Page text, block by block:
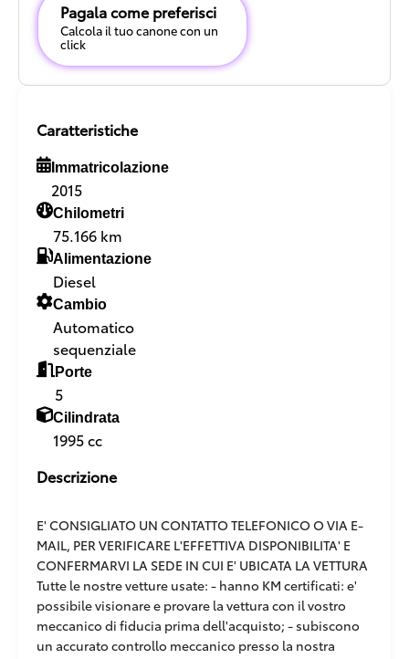
Pagala come preferisci
Calcola il tuo canone con un
click
Caratteristiche
Immatricolazione
2015
Chilometri
75.166 km
Alimentazione
Diesel
Cambio
Automatico
sequenziale
Porte
5
Cilindrata
1995 cc
Descrizione
E' CONSIGLIATO UN CONTATTO TELEFONICO O VIA E-
MAIL, PER VERIFICARE L'EFFETTIVA DISPONIBILITA' E
CONFERMARVI LA SEDE IN CUI E' UBICATA LA VETTURA
Tutte le nostre vetture usate: - hanno KM certificati: e'
possibile visionare e provare la vettura con il vostro
meccanico di fiducia prima dell'acquisto; - subiscono
un accurato controllo meccanico presso la nostra